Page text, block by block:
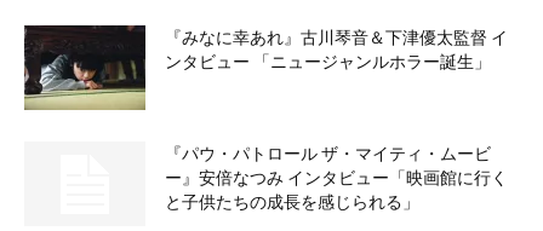
『みなに幸あれ』古川琴音＆下津優太監督 イ
ンタビュー 「ニュージャンルホラー誕生」
『パウ・パトロール ザ・マイティ・ムービ
ー』安倍なつみ インタビュー「映画館に行く
と子供たちの成長を感じられる」